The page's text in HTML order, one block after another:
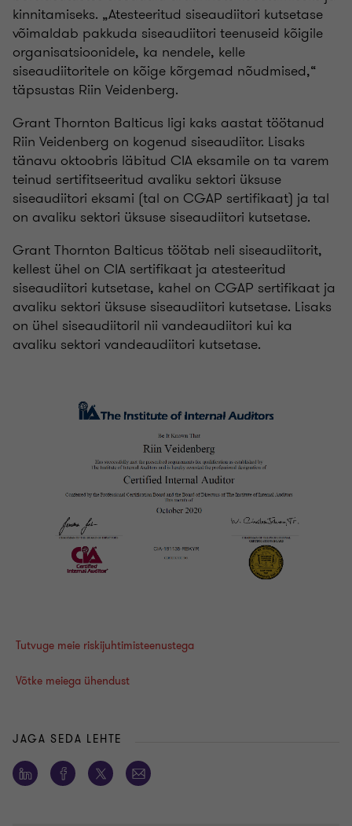
kinnitamiseks. „Atesteeritud siseaudiitori kutsetase
võimaldab pakkuda siseaudiitori teenuseid kõigile
organisatsioonidele, ka nendele, kelle
siseaudiitoritele on kõige kõrgemad nõudmised,“
täpsustas Riin Veidenberg.
Grant Thornton Balticus ligi kaks aastat töötanud
Riin Veidenberg on kogenud siseaudiitor. Lisaks
tänavu oktoobris läbitud CIA eksamile on ta varem
teinud sertifitseeritud avaliku sektori üksuse
siseaudiitori eksami (tal on CGAP sertifikaat) ja tal
on avaliku sektori üksuse siseaudiitori kutsetase.
Grant Thornton Balticus töötab neli siseaudiitorit,
kellest ühel on CIA sertifikaat ja atesteeritud
siseaudiitori kutsetase, kahel on CGAP sertifikaat ja
avaliku sektori üksuse siseaudiitori kutsetase. Lisaks
on ühel siseaudiitoril nii vandeaudiitori kui ka
avaliku sektori vandeaudiitori kutsetase.
Tutvuge meie riskijuhtimisteenustega
Võtke meiega ühendust
JAGA SEDA LEHTE